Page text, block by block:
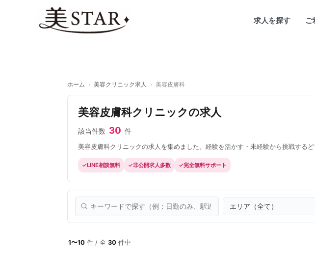
求人を探す ご
ホーム › 美容クリニック求人 › 美容皮膚科
美容皮膚科クリニックの求人
該当件数 30 件
美容皮膚科クリニックの求人を集めました。経験を活かす・未経験から挑戦するど
LINE相談無料 非公開求人多数 完全無料サポート
1〜10 件 / 全 30 件中